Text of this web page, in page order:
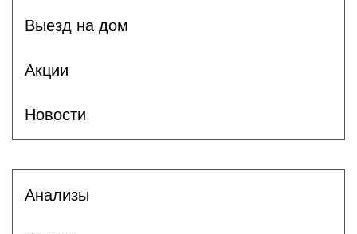
Выезд на дом
Акции
Новости
Анализы